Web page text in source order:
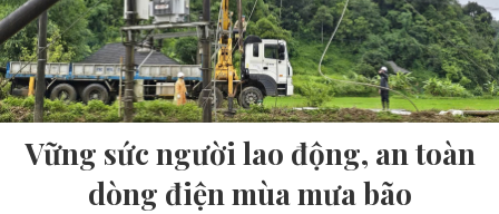
Vững sức người lao động, an toàn
dòng điện mùa mưa bão